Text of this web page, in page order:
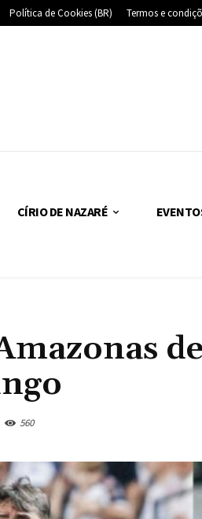
Política de Cookies (BR) Termos e
CÍRIO DE NAZARÉ
560